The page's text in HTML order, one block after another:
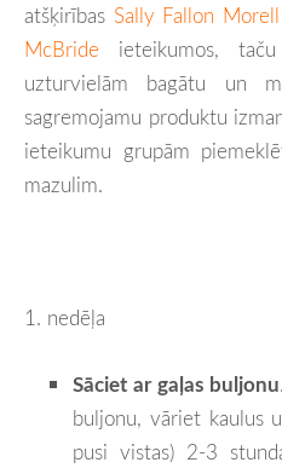
atšķirības Sally Fallon Morell
McBride ieteikumos,
uzturvielām bagātu un
sagremojamu produktu
ieteikumu grupām
mazulim.
1. nedēļa
Sāciet ar gaļas buljonu
buljonu, vāriet kaulus
pusi vistas) 2-3